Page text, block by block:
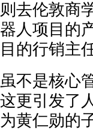
则去伦敦商
器人项目的
目的行销主
虽不是核心
这更引发了
为黄仁勋的